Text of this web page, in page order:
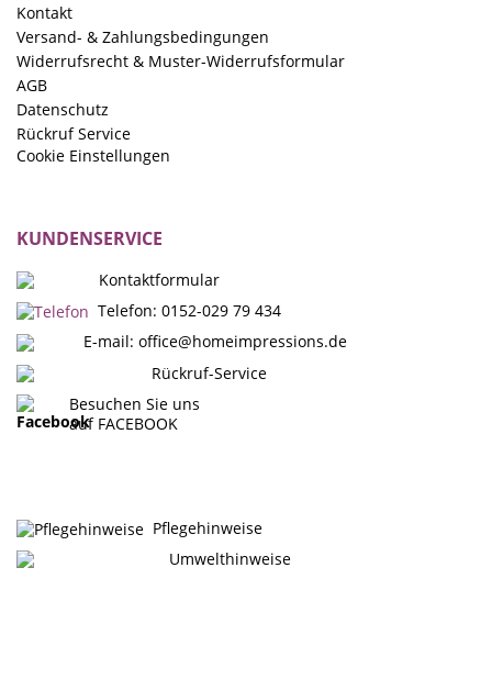
Kontakt
Versand- & Zahlungsbedingungen
Widerrufsrecht & Muster-Widerrufsformular
AGB
Datenschutz
Rückruf Service
Cookie Einstellungen
KUNDENSERVICE
Kontaktformular
Telefon: 0152-029 79 434
E-mail: office@homeimpressions.de
Rückruf-Service
Besuchen Sie uns
auf FACEBOOK
Pflegehinweise
Umwelthinweise